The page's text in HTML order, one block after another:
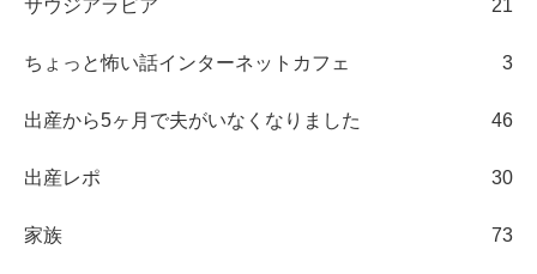
サウジアラビア 21
ちょっと怖い話インターネットカフェ 3
出産から5ヶ月で夫がいなくなりました 46
出産レポ 30
家族 73